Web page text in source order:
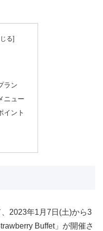
ラン
ニュー
イント
2023年1月7日(土)から3
Buffet」が開催さ